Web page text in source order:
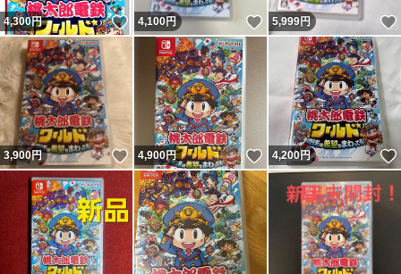
4,300円 いいね！
4,100円 いいね！
5,999円
3,900円 いいね！
4,900円 いいね！
4,200円